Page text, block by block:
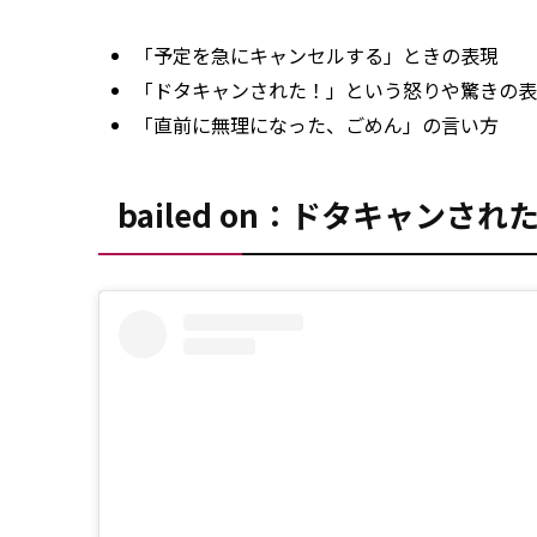
「予定を急にキャンセルする」ときの表現
「ドタキャンされた！」という怒りや驚きの
「直前に無理になった、ごめん」の言い方
bailed on：ドタキャンされ